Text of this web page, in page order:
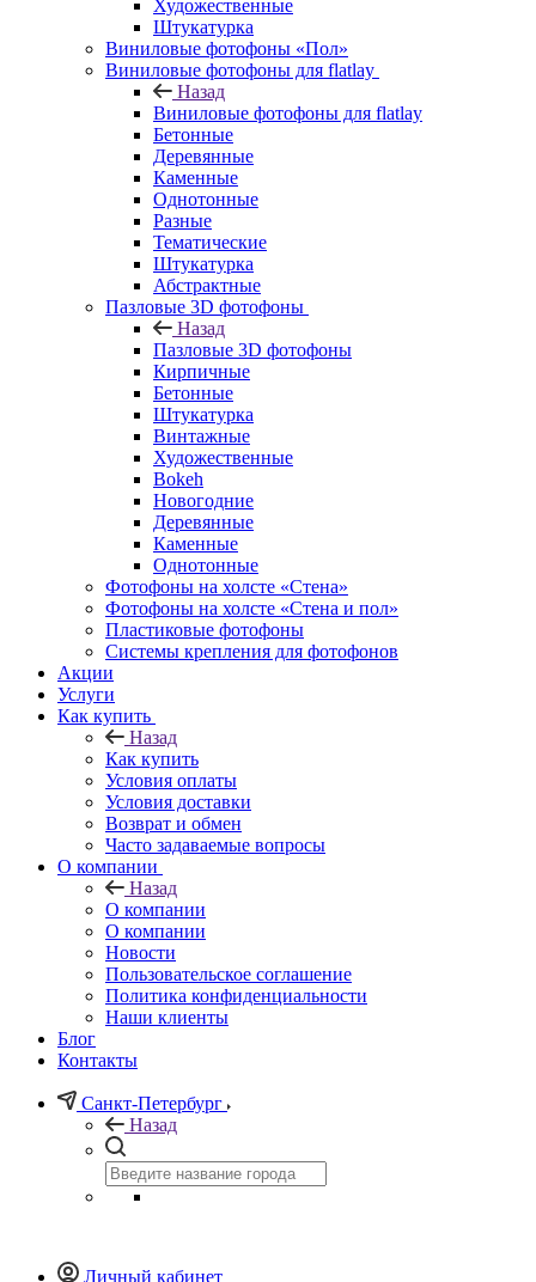
Художественные
Штукатурка
Виниловые фотофоны «Пол»
Виниловые фотофоны для flatlay
Назад
Виниловые фотофоны для flatlay
Бетонные
Деревянные
Каменные
Однотонные
Разные
Тематические
Штукатурка
Абстрактные
Пазловые 3D фотофоны
Назад
Пазловые 3D фотофоны
Кирпичные
Бетонные
Штукатурка
Винтажные
Художественные
Bokeh
Новогодние
Деревянные
Каменные
Однотонные
Фотофоны на холсте «Стена»
Фотофоны на холсте «Стена и пол»
Пластиковые фотофоны
Системы крепления для фотофонов
Акции
Услуги
Как купить
Назад
Как купить
Условия оплаты
Условия доставки
Возврат и обмен
Часто задаваемые вопросы
О компании
Назад
О компании
О компании
Новости
Пользовательское соглашение
Политика конфиденциальности
Наши клиенты
Блог
Контакты
Санкт-Петербург
Назад
Личный кабинет